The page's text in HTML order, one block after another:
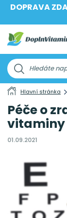
DOPRAVA
Hlavní stránka
Péče o
vitaminy
01.09.2021